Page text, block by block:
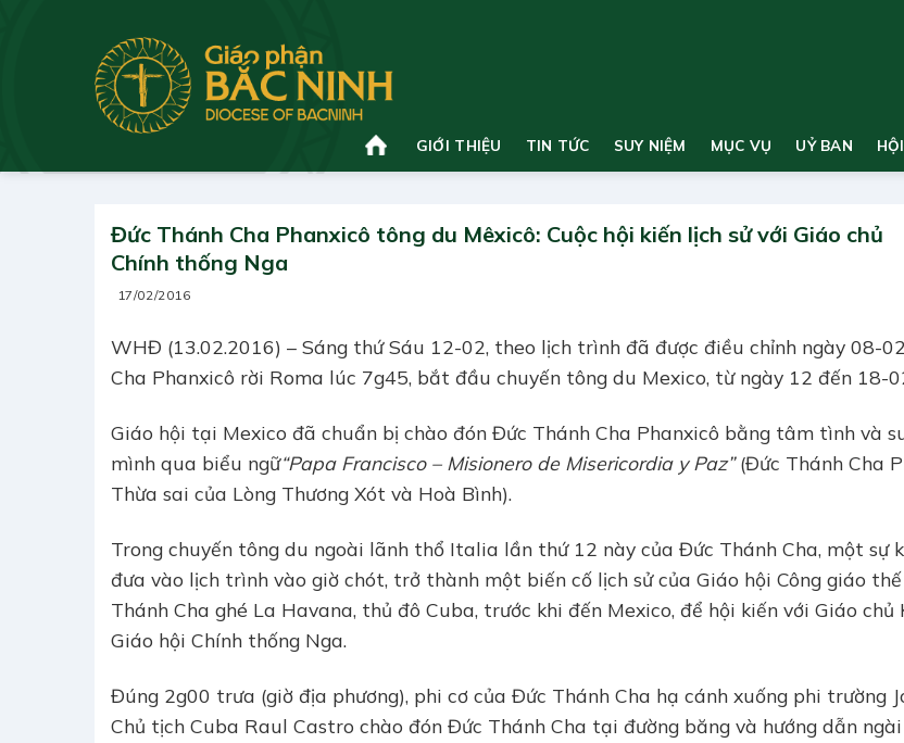
GIỚI THIỆU TIN TỨC SUY NIỆM MỤC VỤ UỶ BAN
Đức Thánh Cha Phanxicô tông du Mêxicô: Cuộc hội kiến lịch sử với Giáo chủ
Chính thống Nga
17/02/2016
WHĐ (13.02.2016) – Sáng thứ Sáu 12-02, theo lịch trình đã được điều chỉnh ngày 08-
Cha Phanxicô rời Roma lúc 7g45, bắt đầu chuyến tông du Mexico, từ ngày 12 đến 18-
Giáo hội tại Mexico đã chuẩn bị chào đón Đức Thánh Cha Phanxicô bằng tâm tình và
mình qua biểu ngữ“Papa Francisco – Misionero de Misericordia y Paz”(Đức Thánh Cha
Thừa sai của Lòng Thương Xót và Hoà Bình).
Trong chuyến tông du ngoài lãnh thổ Italia lần thứ 12 này của Đức Thánh Cha, một sự
đưa vào lịch trình vào giờ chót, trở thành một biến cố lịch sử của Giáo hội Công giáo
Thánh Cha ghé La Havana, thủ đô Cuba, trước khi đến Mexico, để hội kiến với Giáo chủ
Giáo hội Chính thống Nga.
Đúng 2g00 trưa (giờ địa phương), phi cơ của Đức Thánh Cha hạ cánh xuống phi trường
Chủ tịch Cuba Raul Castro chào đón Đức Thánh Cha tại đường băng và hướng dẫn